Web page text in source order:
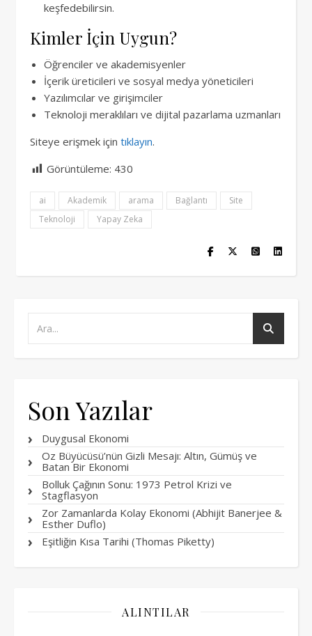
keşfedebilirsin.
Kimler İçin Uygun?
Öğrenciler ve akademisyenler
İçerik üreticileri ve sosyal medya yöneticileri
Yazılımcılar ve girişimciler
Teknoloji meraklıları ve dijital pazarlama uzmanları
Siteye erişmek için tıklayın.
Görüntüleme: 430
ai Akademik arama Bağlantı
Site
Teknoloji
Yapay Zeka
Son Yazılar
Duygusal Ekonomi
Oz Büyücüsü’nün Gizli Mesajı: Altın, Gümüş ve
Batan Bir Ekonomi
Bolluk Çağının Sonu: 1973 Petrol Krizi ve
Stagflasyon
Zor Zamanlarda Kolay Ekonomi (Abhijit Banerjee &
Esther Duflo)
Eşitliğin Kısa Tarihi (Thomas Piketty)
ALINTILAR